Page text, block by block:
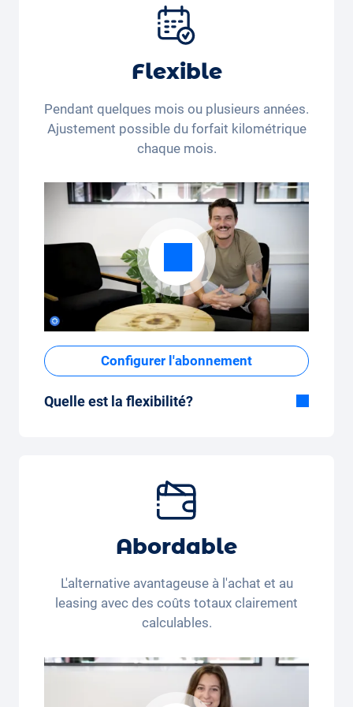
pneus et autres extras.
Flexible
Pendant quelques mois ou plusieurs années.
Ajustement possible du forfait kilométrique
chaque mois.
Configurer l'abonnement
Quelle est la flexibilité?
pendant quelques mois ou plusieurs années.
Forfait kilométrique mensuel flexible
mois (350 kilomètres) ou beaucoup de
forfait kilométrique peut être ajusté
confortablement sur l'application.
Abordable
L'alternative avantageuse à l'achat et au
leasing avec des coûts totaux clairement
calculables.